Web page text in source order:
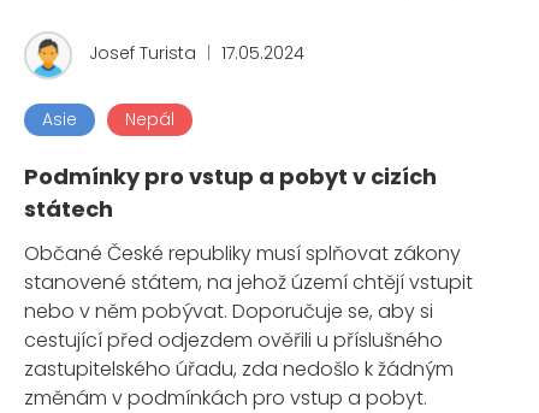
Josef Turista 17.05.2024
Asie Nepál
Podmínky pro vstup a pobyt v cizích
státech
Občané České republiky musí splňovat zákony
stanovené státem, na jehož území chtějí vstupit
nebo v něm pobývat. Doporučuje se, aby si
cestující před odjezdem ověřili u příslušného
zastupitelského úřadu, zda nedošlo k žádným
změnám v podmínkách pro vstup a pobyt.